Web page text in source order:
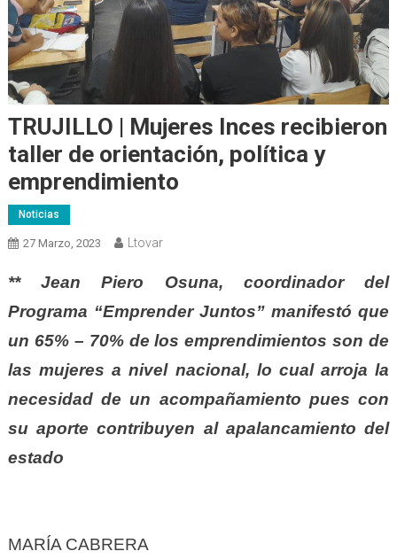
TRUJILLO | Mujeres Inces recibieron
taller de orientación, política y
emprendimiento
Noticias
27 Marzo, 2023 Ltovar
** Jean Piero Osuna, coordinador del
Programa “Emprender Juntos” manifestó que
un 65% – 70% de los emprendimientos son de
las mujeres a nivel nacional, lo cual arroja la
necesidad de un acompañamiento pues con
su aporte contribuyen al apalancamiento del
estado
MARÍA CABRERA